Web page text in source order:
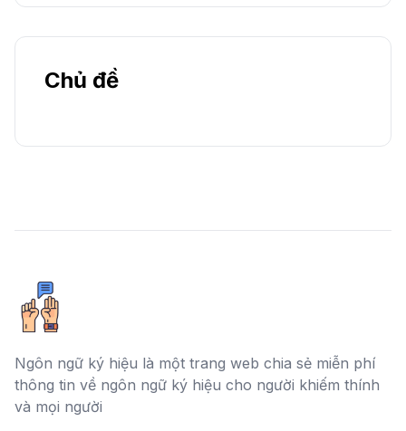
Chủ đề
Ngôn ngữ ký hiệu là một trang web chia sẻ miễn phí
thông tin về ngôn ngữ ký hiệu cho người khiếm thính
và mọi người